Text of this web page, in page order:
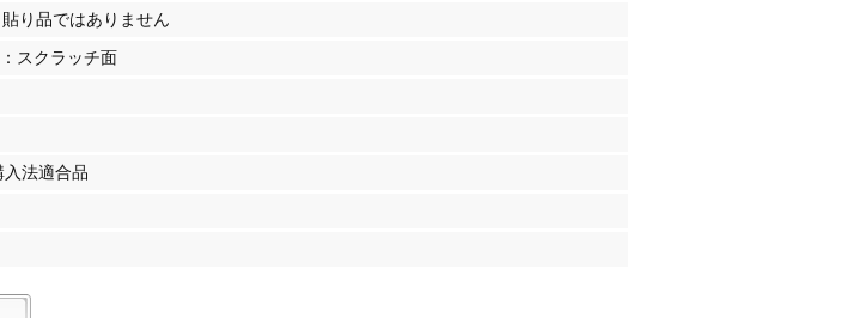
り品ではありません
スクラッチ面
入法適合品